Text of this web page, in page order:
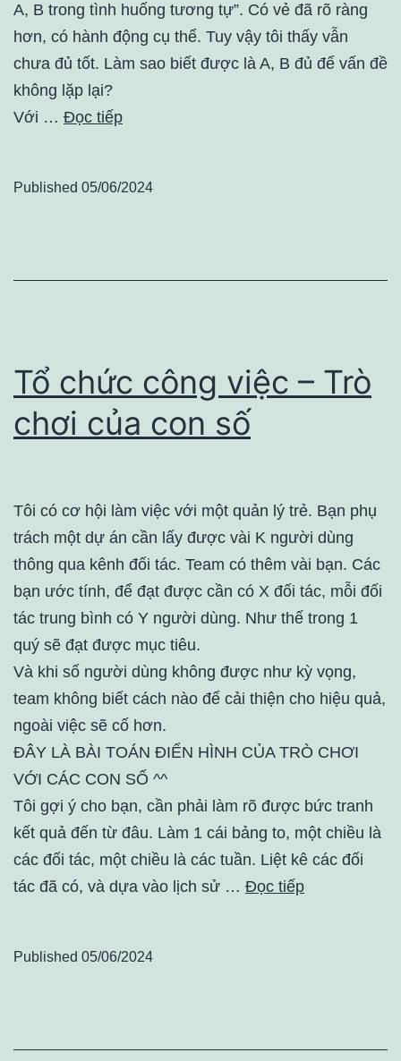
A, B trong tình huống tương tự”. Có vẻ đã rõ ràng
hơn, có hành động cụ thể. Tuy vậy tôi thấy vẫn
chưa đủ tốt. Làm sao biết được là A, B đủ để vấn đề
không lặp lại?
Với … Đọc tiếp
Published 05/06/2024
Tổ chức công việc – Trò
chơi của con số
Tôi có cơ hội làm việc với một quản lý trẻ. Bạn phụ
trách một dự án cần lấy được vài K người dùng
thông qua kênh đối tác. Team có thêm vài bạn. Các
bạn ước tính, để đạt được cần có X đối tác, mỗi đối
tác trung bình có Y người dùng. Như thế trong 1
quý sẽ đạt được mục tiêu.
Và khi số người dùng không được như kỳ vọng,
team không biết cách nào để cải thiện cho hiệu quả,
ngoài việc sẽ cố hơn.
ĐÂY LÀ BÀI TOÁN ĐIỂN HÌNH CỦA TRÒ CHƠI
VỚI CÁC CON SỐ ^^
Tôi gợi ý cho bạn, cần phải làm rõ được bức tranh
kết quả đến từ đâu. Làm 1 cái bảng to, một chiều là
các đối tác, một chiều là các tuần. Liệt kê các đối
tác đã có, và dựa vào lịch sử … Đọc tiếp
Published 05/06/2024